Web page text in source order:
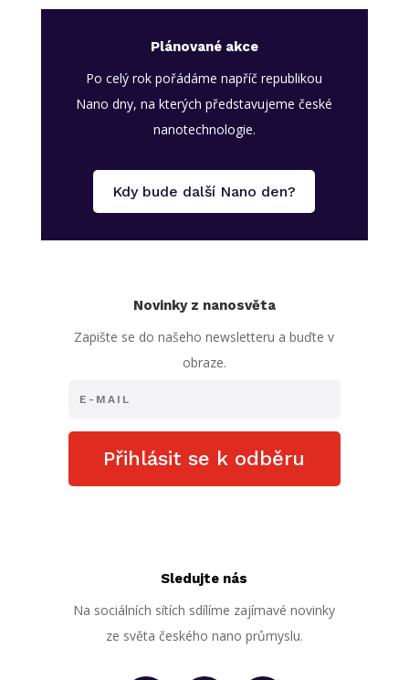
Plánované akce
Po celý rok pořádáme napříč republikou
Nano dny, na kterých představujeme české
nanotechnologie.
Kdy bude další Nano den?
Novinky z nanosvěta
Zapište se do našeho newsletteru a buďte v
obraze.
Přihlásit se k odběru
Sledujte nás
Na sociálních sítích sdílíme zajímavé novinky
ze světa českého nano průmyslu.